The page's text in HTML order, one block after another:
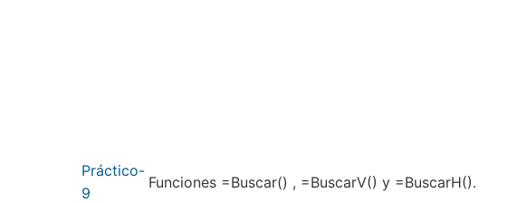
Práctico-
9
Funciones =Buscar() , =BuscarV() y =BuscarH().